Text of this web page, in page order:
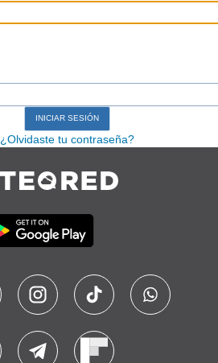
¿Olvidaste tu contraseña?